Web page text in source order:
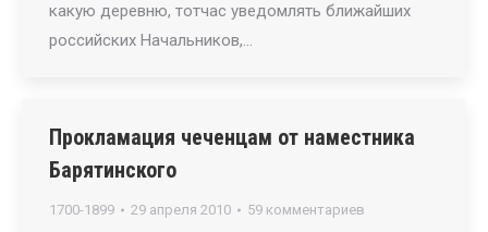
какую деревню, тотчас уведомлять ближайших
российских Начальников,…
Прокламация чеченцам от наместника
Барятинского
1700-1899 29 апреля 2010 59 комментариев